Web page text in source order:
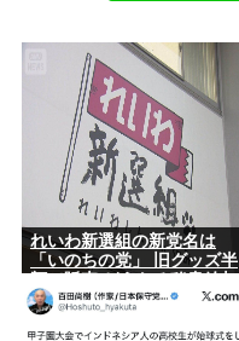
れいわ新選組の新党名は
「いのちの党」 旧グッズ半
疑惑